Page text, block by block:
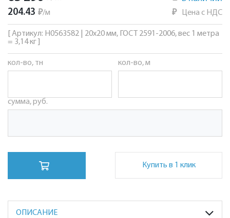
204.43 ₽/м ₽ Цена с НДС
[ Артикул: Н0563582 | 20х20 мм, ГОСТ 2591-2006, вес 1 метра
= 3,14 кг ]
кол-во, тн кол-во, м
сумма, руб.
Купить в 1 клик
ОПИСАНИЕ